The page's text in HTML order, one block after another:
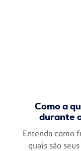
Como a
durante
Entenda como
quais são